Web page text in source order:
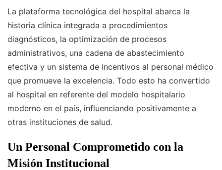
La plataforma tecnológica del hospital abarca la
historia clínica integrada a procedimientos
diagnósticos, la optimización de procesos
administrativos, una cadena de abastecimiento
efectiva y un sistema de incentivos al personal médico
que promueve la excelencia. Todo esto ha convertido
al hospital en referente del modelo hospitalario
moderno en el país, influenciando positivamente a
otras instituciones de salud.
Un Personal Comprometido con la
Misión Institucional